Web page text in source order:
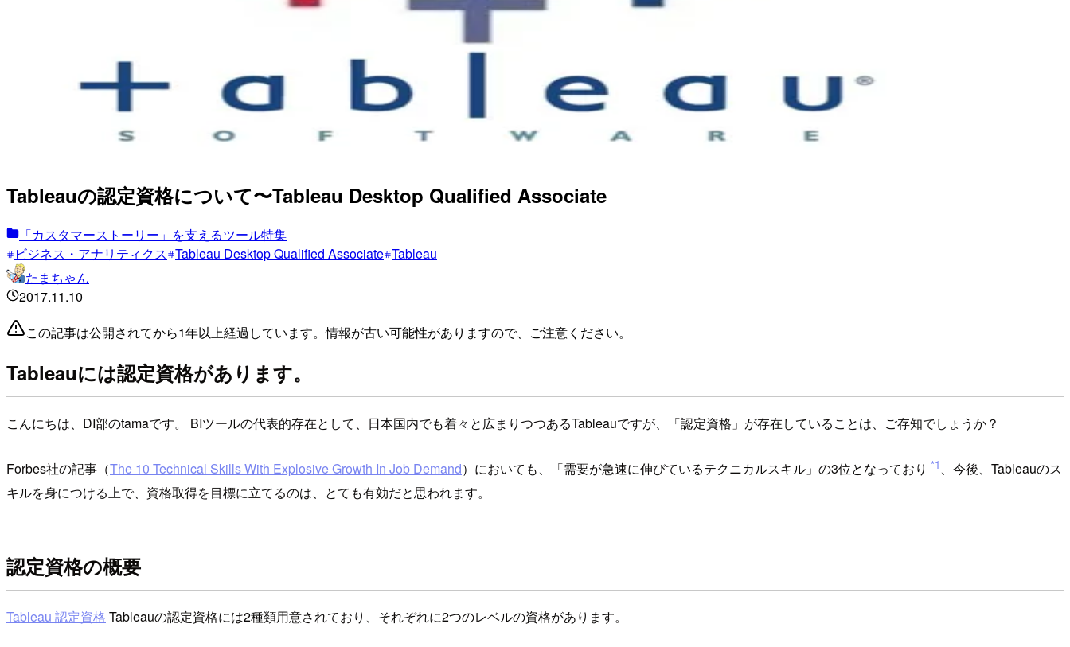
Tableauの認定資格について〜Tableau Desktop Qualified Associate
「カスタマーストーリー」を支えるツール特集
ビジネス・アナリティクス Tableau Desktop Qualified Associate Tableau
たまちゃん
2017.11.10
この記事は公開されてから1年以上経過しています。情報が古い可能性がありますので、ご注意ください。
Tableauには認定資格があります。
こんにちは、DI部のtamaです。 BIツールの代表的存在として、日本国内でも着々と広まりつつあるTableauですが、「認定資格」が存在していることは、ご存知でしょうか？
Forbes社の記事（The 10 Technical Skills With Explosive Growth In Job Demand）においても、「需要が急速に伸びているテクニカルスキル」の3位となっており *1 、今後、Tableauのス
キルを身につける上で、資格取得を目標に立てるのは、とても有効だと思われます。
認定資格の概要
Tableau 認定資格 Tableauの認定資格には2種類用意されており、それぞれに2つのレベルの資格があります。